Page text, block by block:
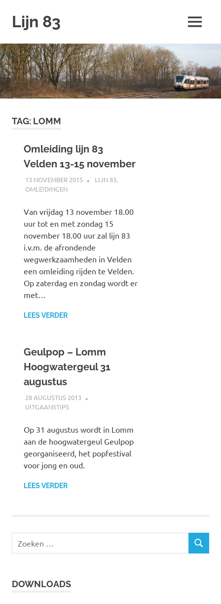
naar
inhoud
Lijn 83 MENU
TAG: LOMM
Omleiding lijn 83
Velden 13-15 november
13 NOVEMBER 2015 JOHAN
LIJN 83,
OMLEIDINGEN
Van vrijdag 13 november 18.00
uur tot en met zondag 15
november 18.00 uur zal lijn 83
i.v.m. de afrondende
wegwerkzaamheden in Velden
een omleiding rijden te Velden.
Op zaterdag en zondag wordt er
met…
LEES VERDER
Geulpop – Lomm
Hoogwatergeul 31
augustus
28 AUGUSTUS 2013
UITGAANSTIPS
Op 31 augustus wordt in Lomm
aan de hoogwatergeul Geulpop
georganiseerd, het popfestival
voor jong en oud.
LEES VERDER
e
Z
DOWNLOADS